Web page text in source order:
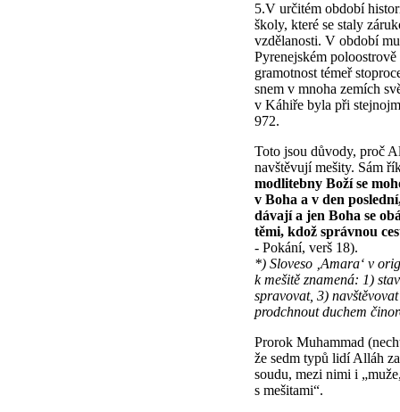
5.V určitém období
školy, které se staly
vzdělanosti. V období
Pyrenejském
gramotnost témeř
snem v mnoha zemích
v Káhiře byla při
972.
Toto jsou důvody, proč
navštěvují mešity. Sám
modlitebny Boží se
v Boha a v den
dávají a jen Boha se
těmi, kdož správnou
- Pokání, verš 18).
*) Sloveso ‚Amara‘ v
k mešitě znamená: 1)
spravovat, 3)
prodchnout duchem
Prorok Muhammad
že sedm typů lidí Alláh
soudu, mezi nimi i
s mešitami“.